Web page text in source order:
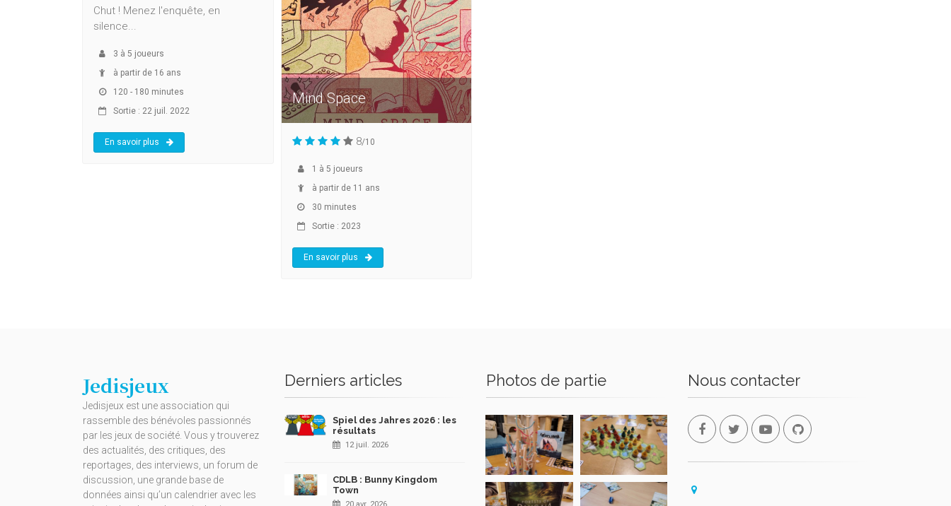
Chut ! Menez l'enquête, en
silence...
3 à 5 joueurs
à partir de 16 ans
120 - 180 minutes
Sortie : 22 juil. 2022
En savoir plus
Mind Space
8/10
1 à 5 joueurs
à partir de 11 ans
30 minutes
Sortie : 2023
En savoir plus
Jedisjeux
Jedisjeux est une association qui
rassemble des bénévoles passionnés
par les jeux de société. Vous y trouverez
des actualités, des critiques, des
reportages, des interviews, un forum de
discussion, une grande base de
données ainsi qu’un calendrier avec les
Derniers articles
Spiel des Jahres 2026 : les
résultats
12 juil. 2026
CDLB : Bunny Kingdom
Town
20 avr. 2026
Photos de partie Nous contacter